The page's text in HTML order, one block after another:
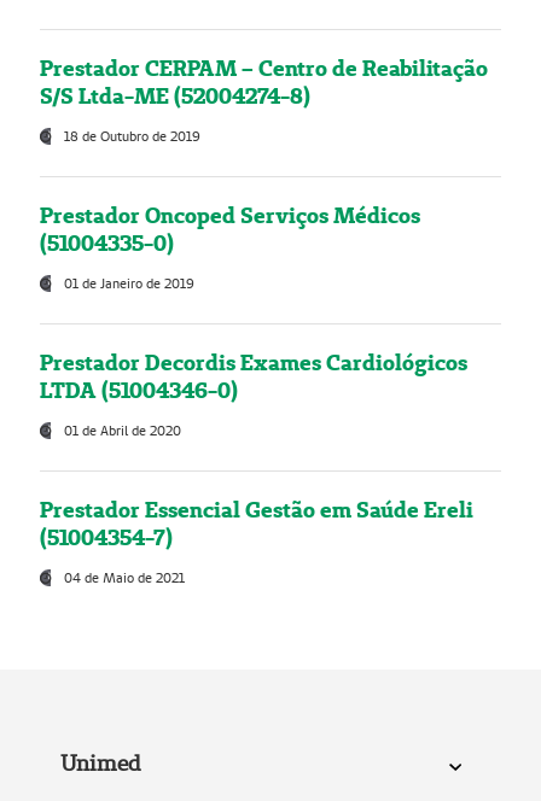
Prestador CERPAM – Centro de Reabilitação
S/S Ltda-ME (52004274-8)
18 de Outubro de 2019
Prestador Oncoped Serviços Médicos
(51004335-0)
01 de Janeiro de 2019
Prestador Decordis Exames Cardiológicos
LTDA (51004346-0)
01 de Abril de 2020
Prestador Essencial Gestão em Saúde Ereli
(51004354-7)
04 de Maio de 2021
Unimed